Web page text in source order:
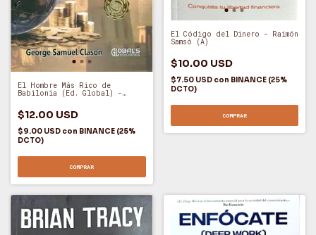
El Hombre Más Rico de
Babilonia (Ed. Global) -
$12.00 USD
$9.00 USD con BINANCE (25%
DCTO)
COMPRAR
El Código del Dinero - Raimón
Samsó (A)
$10.00 USD
$7.50 USD con BINANCE (25%
DCTO)
COMPRAR